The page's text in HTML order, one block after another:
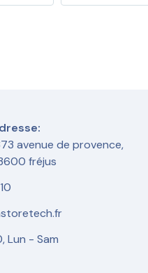
avenue de provence,
fréjus
Lun - Sam